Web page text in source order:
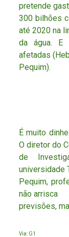
pretende
300 bilhões
até 2020 na
da água. E
afetadas
Pequim).
É muito
O diretor do
de
universidade
Pequim,
não arrisca
previsões,
Via: G1